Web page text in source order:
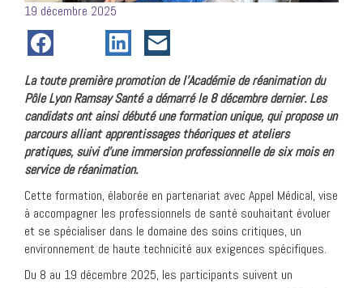
Posté
le
19 décembre 2025
La toute première promotion de l’Académie de réanimation du
Pôle Lyon Ramsay Santé a démarré le 8 décembre dernier. Les
candidats ont ainsi débuté une formation unique, qui propose un
parcours alliant apprentissages théoriques et ateliers
pratiques, suivi d’une immersion professionnelle de six mois en
service de réanimation.
Cette formation, élaborée en partenariat avec Appel Médical, vise
à accompagner les professionnels de santé souhaitant évoluer
et se spécialiser dans le domaine des soins critiques, un
environnement de haute technicité aux exigences spécifiques.
Du 8 au 19 décembre 2025, les participants suivent un